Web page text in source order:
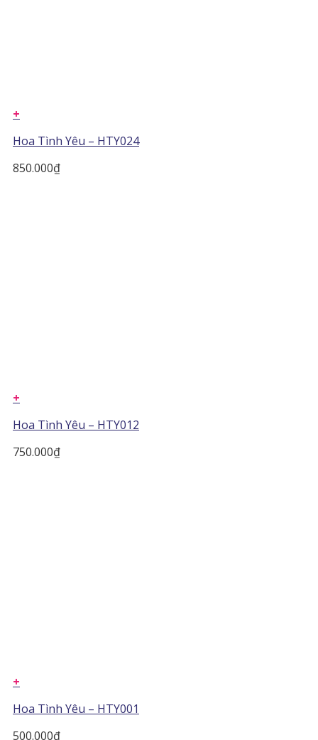
+
Hoa Tình Yêu – HTY024
850.000₫
+
Hoa Tình Yêu – HTY012
750.000₫
+
Hoa Tình Yêu – HTY001
500.000₫